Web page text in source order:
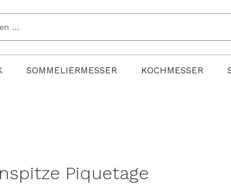
SOMMELIERMESSER KOCHMESSER
Piquetage